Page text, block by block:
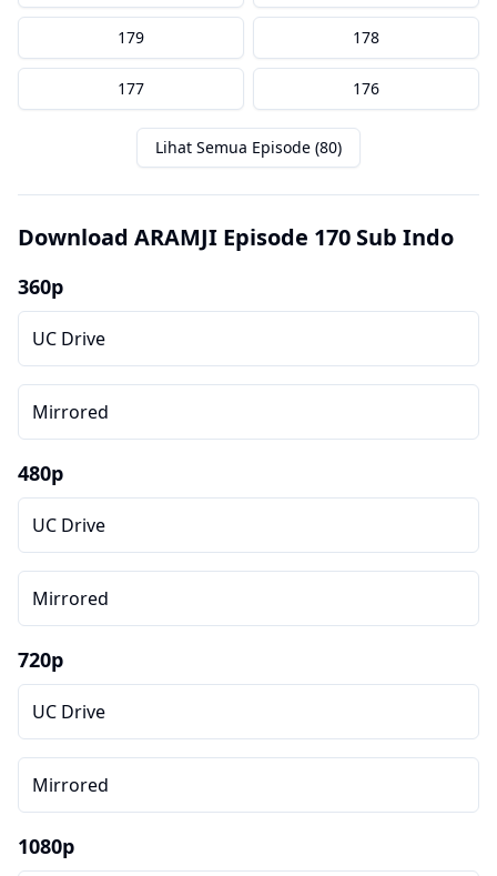
179 178
177 176
Lihat Semua Episode (80)
Download ARAMJI Episode 170 Sub Indo
360p
UC Drive
Mirrored
480p
UC Drive
Mirrored
720p
UC Drive
Mirrored
1080p